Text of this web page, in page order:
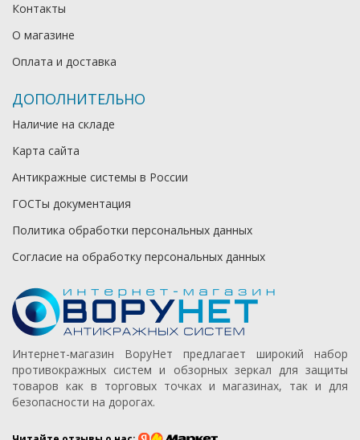
Контакты
О магазине
Оплата и доставка
ДОПОЛНИТЕЛЬНО
Наличие на складе
Карта сайта
Антикражные системы в России
ГОСТы документация
Политика обработки персональных данных
Согласие на обработку персональных данных
Интернет-магазин ВоруНет предлагает широкий набор
противокражных систем и обзорных зеркал для защиты
товаров как в торговых точках и магазинах, так и для
безопасности на дорогах.